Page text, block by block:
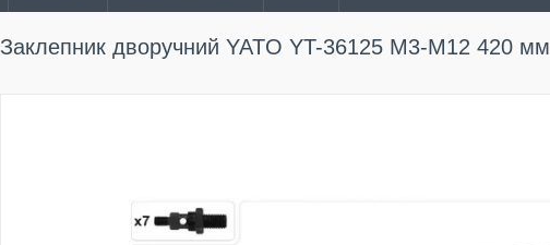
Заклепник дворучний YATO YT-36125 М3-М12 420 мм